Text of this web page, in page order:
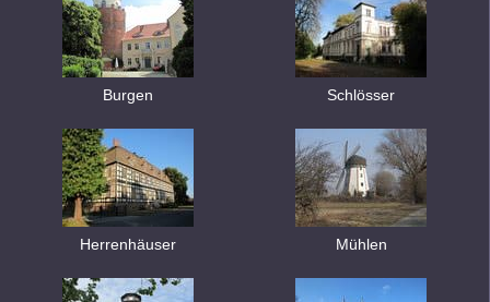
Burgen Schlösser
Herrenhäuser Mühlen